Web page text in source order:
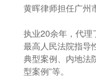
黄晖律师担任广州
执业20余年，代理
最高人民法院指导
典型案例、内地法
型案例”等。